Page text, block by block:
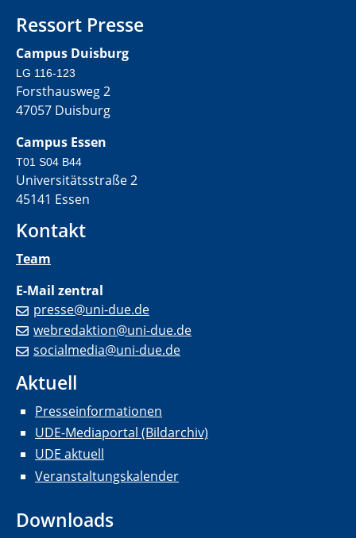
Ressort Presse
Campus Duisburg
LG 116-123
Forsthausweg 2
47057 Duisburg
Campus Essen
T01 S04 B44
Universitätsstraße 2
45141 Essen
Kontakt
Team
E-Mail zentral
presse@uni-due.de
webredaktion@uni-due.de
socialmedia@uni-due.de
Aktuell
Presseinformationen
UDE-Mediaportal (Bildarchiv)
UDE aktuell
Veranstaltungskalender
Downloads